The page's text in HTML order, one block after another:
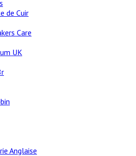
de Cuir
Care
UK
Anglaise